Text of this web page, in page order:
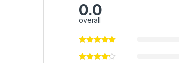
0.0
overall